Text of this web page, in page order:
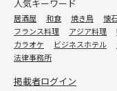
人気キーワード
居酒屋 和食 焼き鳥 懐
フランス料理
アジア料理
カラオケ
ビジネスホテル
法律事務所
掲載者ログイン